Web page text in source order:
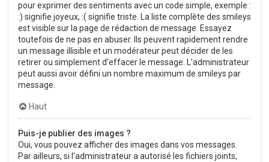
pour exprimer des sentiments avec un code simple, exemple :
:) signifie joyeux, :( signifie triste. La liste complète des smileys
est visible sur la page de rédaction de message. Essayez
toutefois de ne pas en abuser. Ils peuvent rapidement rendre
un message illisible et un modérateur peut décider de les
retirer ou simplement d’effacer le message. L’administrateur
peut aussi avoir défini un nombre maximum de smileys par
message.
Haut
Puis-je publier des images ?
Oui, vous pouvez afficher des images dans vos messages.
Par ailleurs, si l’administrateur a autorisé les fichiers joints,